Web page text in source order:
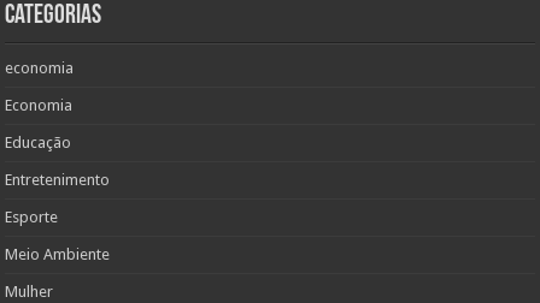
Categorias
economia
Economia
Educação
Entretenimento
Esporte
Meio Ambiente
Mulher